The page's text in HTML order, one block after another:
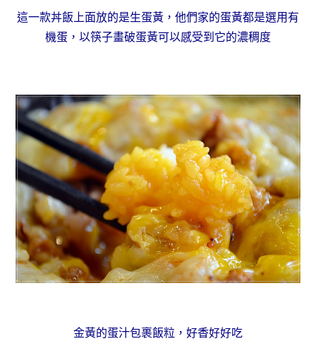
這一款丼飯上面放的是生蛋黃，他們家的蛋黃都是選用有
機蛋，以筷子畫破蛋黃可以感受到它的濃稠度
金黃的蛋汁包裹飯粒，好香好好吃